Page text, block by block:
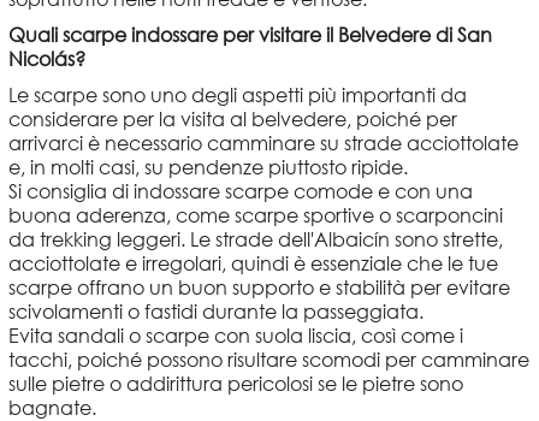
Quali scarpe indossare per visitare il Belvedere di San
Nicolás?
Le scarpe sono uno degli aspetti più importanti da
considerare per la visita al belvedere, poiché per
arrivarci è necessario camminare su strade acciottolate
e, in molti casi, su pendenze piuttosto ripide.
Si consiglia di indossare scarpe comode e con una
buona aderenza, come scarpe sportive o scarponcini
da trekking leggeri. Le strade dell'Albaicín sono strette,
acciottolate e irregolari, quindi è essenziale che le tue
scarpe offrano un buon supporto e stabilità per evitare
scivolamenti o fastidi durante la passeggiata.
Evita sandali o scarpe con suola liscia, così come i
tacchi, poiché possono risultare scomodi per camminare
sulle pietre o addirittura pericolosi se le pietre sono
bagnate.